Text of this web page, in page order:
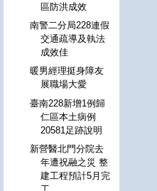
區防洪成效
南警二分局228連假
交通疏導及執法
成效佳
暖男經理挺身障友
展職場大愛
臺南228新增1例歸
仁區本土病例
20581足跡說明
新營醫北門分院去
年遭祝融之災 整
建工程預計5月完